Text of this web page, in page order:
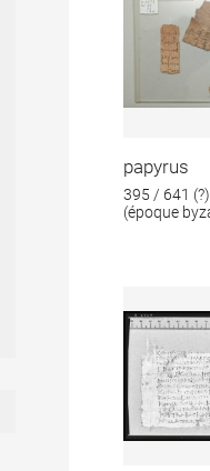
papyrus
395 / 641 (?)
(époque